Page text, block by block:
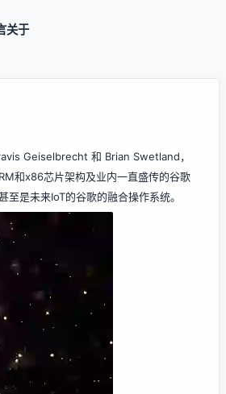
关于
Geiselbrecht 和 Brian Swetland，
和x86芯片架构及业内一直盛传的谷歌
是未来IoT的谷歌的融合操作系统。